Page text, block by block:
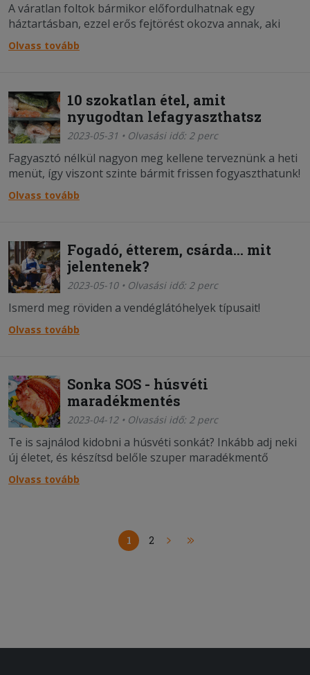
A váratlan foltok bármikor előfordulhatnak egy
háztartásban, ezzel erős fejtörést okozva annak, aki
kimosná. Ebben lesz segítségedre ez a poszt!
Olvass tovább
10 szokatlan étel, amit
nyugodtan lefagyaszthatsz
2023-05-31 • Olvasási idő: 2 perc
Fagyasztó nélkül nagyon meg kellene terveznünk a heti
menüt, így viszont szinte bármit frissen fogyaszthatunk!
Mutatjuk mik azok az telek, amikről elsőre talán nem
hinnéd, de lefagyaszthatóak!
Olvass tovább
Fogadó, étterem, csárda... mit
jelentenek?
2023-05-10 • Olvasási idő: 2 perc
Ismerd meg röviden a vendéglátóhelyek típusait!
Olvass tovább
Sonka SOS - húsvéti
maradékmentés
2023-04-12 • Olvasási idő: 2 perc
Te is sajnálod kidobni a húsvéti sonkát? Inkább adj neki
új életet, és készítsd belőle szuper maradékmentő
ételeket!
Olvass tovább
1 2